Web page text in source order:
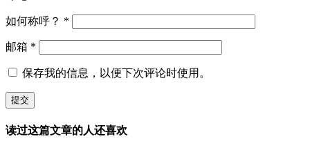
如何称呼？ *
邮箱 *
保存我的信息，以便下次评论时使用。
读过这篇文章的人还喜欢